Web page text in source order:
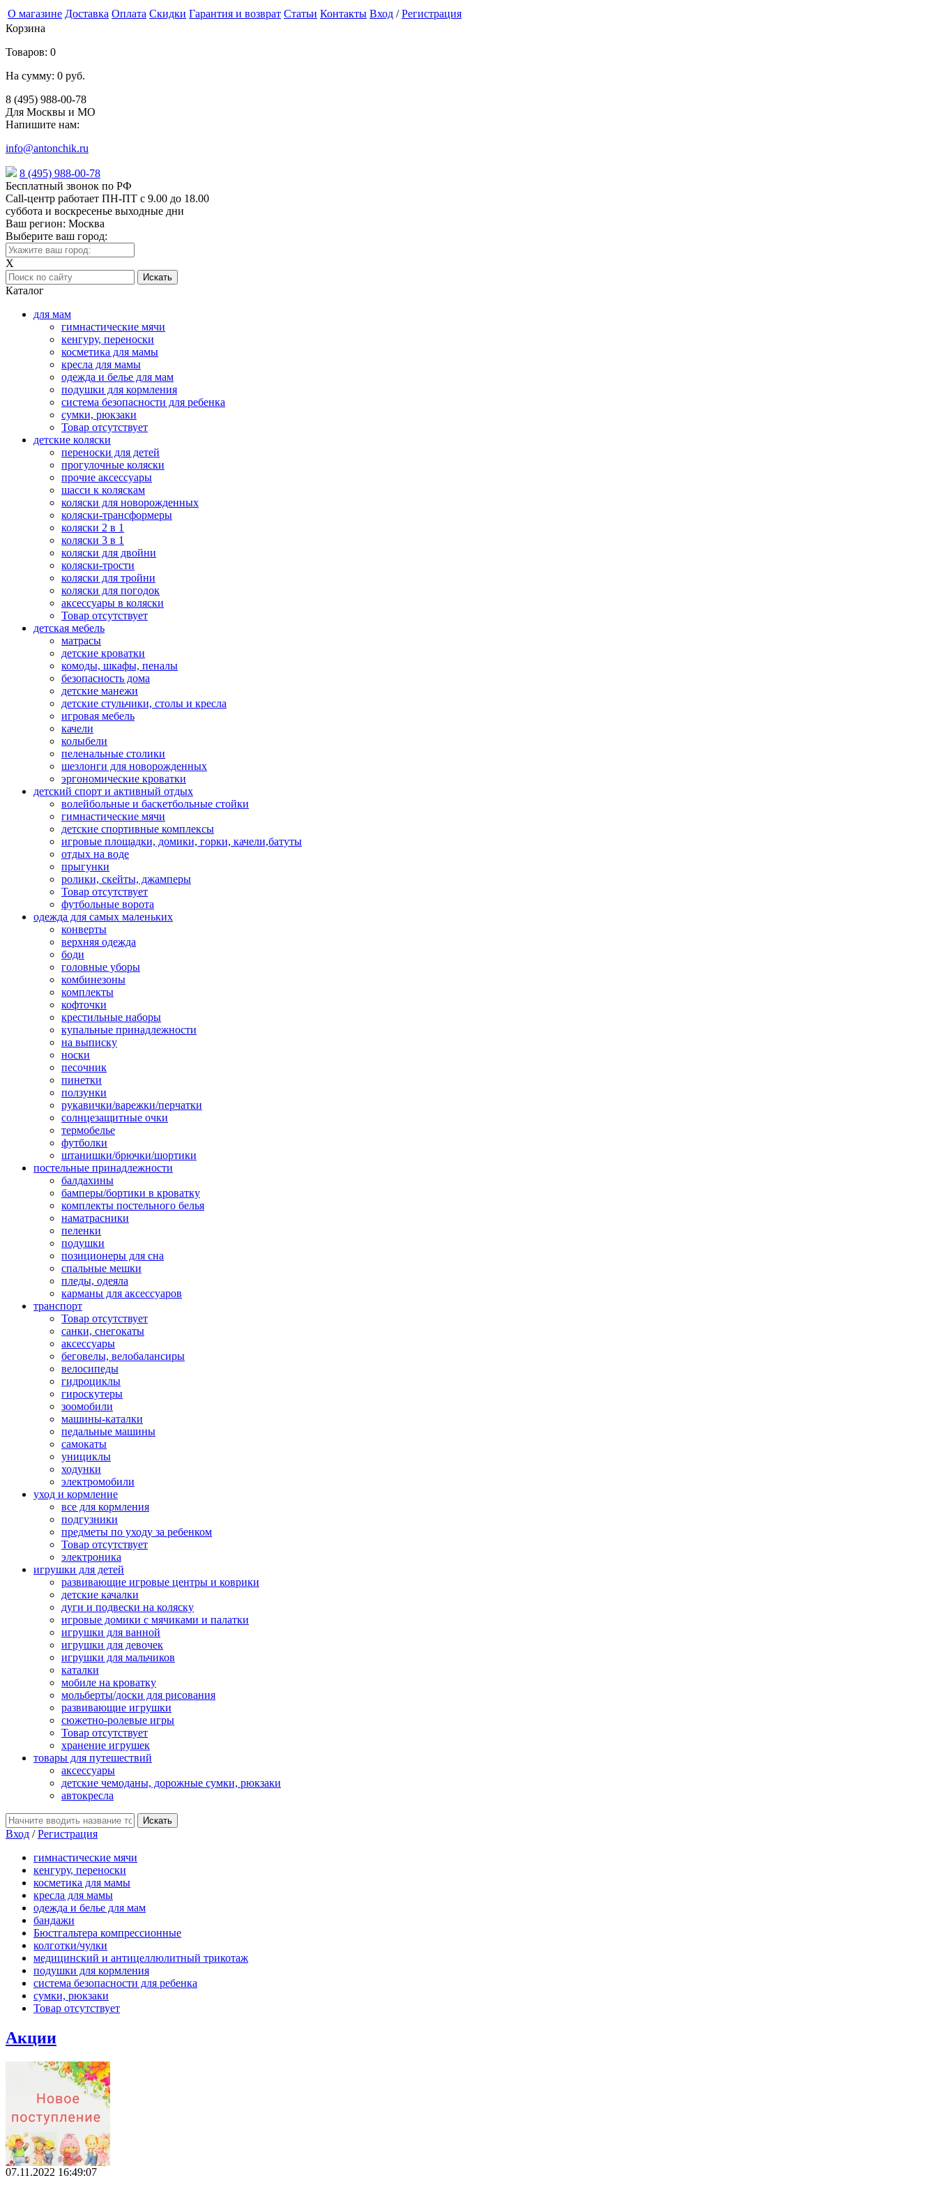
О магазине Доставка Оплата Скидки Гарантия и возврат Статьи Контакты Вход /Регистрация
Корзина
Товаров: 0
На сумму: 0 руб.
8 (495) 988-00-78
Для Москвы и МО
Напишите нам:
info@antonchik.ru
8 (495) 988-00-78
Бесплатный звонок по РФ
Call-центр работает ПН-ПТ с 9.00 до 18.00
суббота и воскресенье выходные дни
Ваш регион: Москва
Выберите ваш город:
X
Каталог
для мам
гимнастические мячи
кенгуру, переноски
косметика для мамы
кресла для мамы
одежда и белье для мам
подушки для кормления
система безопасности для ребенка
сумки, рюкзаки
Товар отсутствует
детские коляски
переноски для детей
прогулочные коляски
прочие аксессуары
шасси к коляскам
коляски для новорожденных
коляски-трансформеры
коляски 2 в 1
коляски 3 в 1
коляски для двойни
коляски-трости
коляски для тройни
коляски для погодок
аксессуары в коляски
Товар отсутствует
детская мебель
матрасы
детские кроватки
комоды, шкафы, пеналы
безопасность дома
детские манежи
детские стульчики, столы и кресла
игровая мебель
качели
колыбели
пеленальные столики
шезлонги для новорожденных
эргономические кроватки
детский спорт и активный отдых
волейбольные и баскетбольные стойки
гимнастические мячи
детские спортивные комплексы
игровые площадки, домики, горки, качели,батуты
отдых на воде
прыгунки
ролики, скейты, джамперы
Товар отсутствует
футбольные ворота
одежда для самых маленьких
конверты
верхняя одежда
боди
головные уборы
комбинезоны
комплекты
кофточки
крестильные наборы
купальные принадлежности
на выписку
носки
песочник
пинетки
ползунки
рукавички/варежки/перчатки
солнцезащитные очки
термобелье
футболки
штанишки/брючки/шортики
постельные принадлежности
балдахины
бамперы/бортики в кроватку
комплекты постельного белья
наматрасники
пеленки
подушки
позиционеры для сна
спальные мешки
пледы, одеяла
карманы для аксеcсуаров
транспорт
Товар отсутствует
санки, снегокаты
аксессуары
беговелы, велобалансиры
велосипеды
гидроциклы
гироскутеры
зоомобили
машины-каталки
педальные машины
самокаты
унициклы
ходунки
электромобили
уход и кормление
все для кормления
подгузники
предметы по уходу за ребенком
Товар отсутствует
электроника
игрушки для детей
развивающие игровые центры и коврики
детские качалки
дуги и подвески на коляску
игровые домики с мячиками и палатки
игрушки для ванной
игрушки для девочек
игрушки для мальчиков
каталки
мобиле на кроватку
мольберты/доски для рисования
развивающие игрушки
сюжетно-ролевые игры
Товар отсутствует
хранение игрушек
товары для путешествий
аксессуары
детские чемоданы, дорожные сумки, рюкзаки
автокресла
Вход /Регистрация
гимнастические мячи
кенгуру, переноски
косметика для мамы
кресла для мамы
одежда и белье для мам
бандажи
Бюстгальтера компрессионные
колготки/чулки
медицинский и антицеллюлитный трикотаж
подушки для кормления
система безопасности для ребенка
сумки, рюкзаки
Товар отсутствует
Акции
07.11.2022 16:49:07